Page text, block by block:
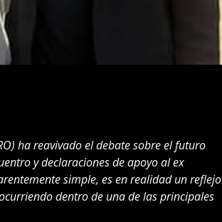
ha reavivado el debate sobre el futuro
y declaraciones de apoyo al ex
simple, es en realidad un reflejo
dentro de una de las principales